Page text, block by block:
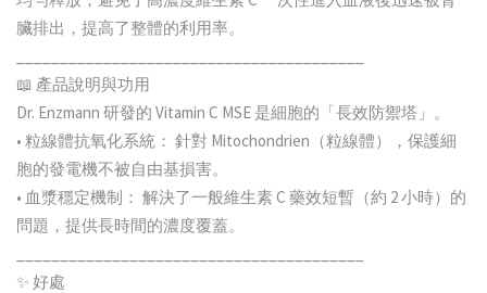
臟排出，提高了整體的利用率。
📖 產品說明與功用
Dr. Enzmann 研發的 Vitamin C MSE 是細胞的「長效防禦塔」。
• 粒線體抗氧化系統： 針對 Mitochondrien（粒線體），保護細
胞的發電機不被自由基損害。
• 血漿穩定機制： 解決了一般維生素 C 藥效短暫（約 2 小時）的
問題，提供長時間的濃度覆蓋。
✨ 好處